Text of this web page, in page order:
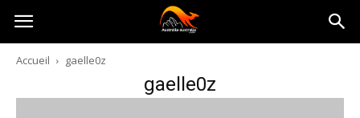
Australia-
australie.com
Accueil gaelle0z
gaelle0z